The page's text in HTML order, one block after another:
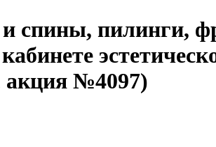
спины, пилинги,
акция №4097)